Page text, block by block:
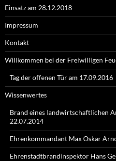
Einsatz am 28.12.2018
Impressum
Kontakt
Willkommen bei der Freiwilligen
Tag der offenen Tür am 17.09.2016
Wissenwertes
Brand eines landwirtschaftlichen
22.07.2014
Ehrenkommandant Max Oskar
Ehrenstadtbrandinspektor Hans